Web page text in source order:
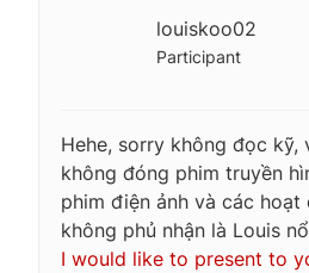
louiskoo02
Participant
Hehe, sorry không đọc kỹ,
không đóng phim truyền
phim điện ảnh và các hoạt
không phủ nhận là Louis
I would like to present to